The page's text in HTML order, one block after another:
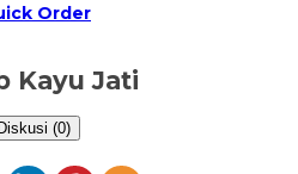
Order
Kayu Jati
Diskusi (0)